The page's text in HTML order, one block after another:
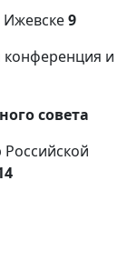
Ижевске9
и
совета